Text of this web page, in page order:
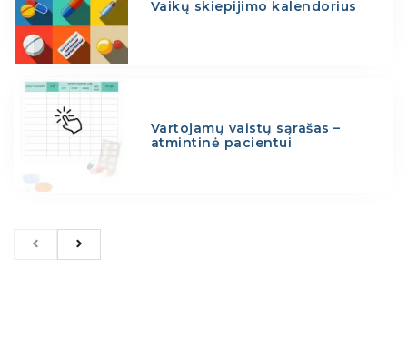
Vaikų skiepijimo kalendorius
Vartojamų vaistų sąrašas –
atmintinė pacientui